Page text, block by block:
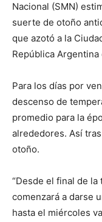
Nacional (SMN)
suerte de otoño
que azotó a la
República Argentina
Para los días por
descenso de
promedio para la
alrededores. Así
otoño.
“Desde el final de
comenzará a darse
hasta el miércoles